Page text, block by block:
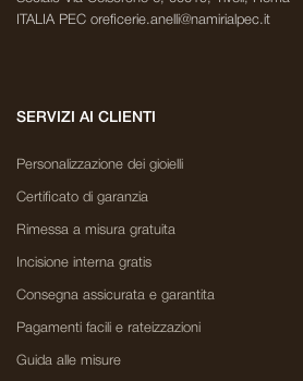
ITALIA PEC oreficerie.anelli@namirialpec.it
SERVIZI AI CLIENTI
Personalizzazione dei gioielli
Certificato di garanzia
Rimessa a misura gratuita
Incisione interna gratis
Consegna assicurata e garantita
Pagamenti facili e rateizzazioni
Guida alle misure